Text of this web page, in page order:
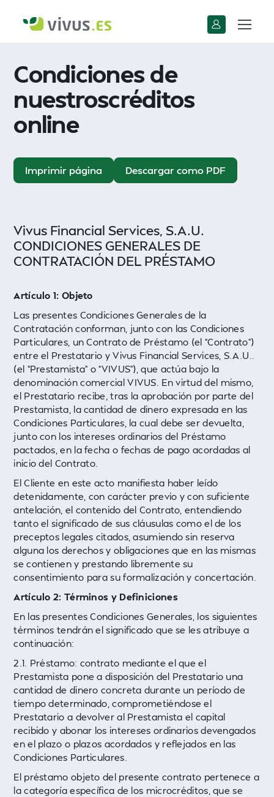
Condiciones de
nuestroscréditos
online
Imprimir página Descargar como PDF
Vivus Financial Services, S.A.U.
CONDICIONES GENERALES DE
CONTRATACIÓN DEL PRÉSTAMO
Artículo 1: Objeto
Las presentes Condiciones Generales de la
Contratación conforman, junto con las Condiciones
Particulares, un Contrato de Préstamo (el “Contrato”)
entre el Prestatario y Vivus Financial Services, S.A.U..
(el “Prestamista” o “VIVUS”), que actúa bajo la
denominación comercial VIVUS. En virtud del mismo,
el Prestatario recibe, tras la aprobación por parte del
Prestamista, la cantidad de dinero expresada en las
Condiciones Particulares, la cual debe ser devuelta,
junto con los intereses ordinarios del Préstamo
pactados, en la fecha o fechas de pago acordadas al
inicio del Contrato.
El Cliente en este acto manifiesta haber leído
detenidamente, con carácter previo y con suficiente
antelación, el contenido del Contrato, entendiendo
tanto el significado de sus cláusulas como el de los
preceptos legales citados, asumiendo sin reserva
alguna los derechos y obligaciones que en las mismas
se contienen y prestando libremente su
consentimiento para su formalización y concertación.
Artículo 2: Términos y Definiciones
En las presentes Condiciones Generales, los siguientes
términos tendrán el significado que se les atribuye a
continuación:
2.1. Préstamo: contrato mediante el que el
Prestamista pone a disposición del Prestatario una
cantidad de dinero concreta durante un período de
tiempo determinado, comprometiéndose el
Prestatario a devolver al Prestamista el capital
recibido y abonar los intereses ordinarios devengados
en el plazo o plazos acordados y reflejados en las
Condiciones Particulares.
El préstamo objeto del presente contrato pertenece a
la categoría específica de los microcréditos, que se